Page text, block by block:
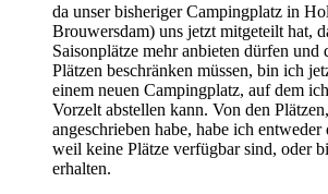
da unser bisheriger Campingplatz in
Brouwersdam) uns jetzt mitgeteilt hat,
Saisonplätze mehr anbieten dürfen und
Plätzen beschränken müssen, bin ich
einem neuen Campingplatz, auf dem
Vorzelt abstellen kann. Von den
angeschrieben habe, habe ich
weil keine Plätze verfügbar sind, oder
erhalten.